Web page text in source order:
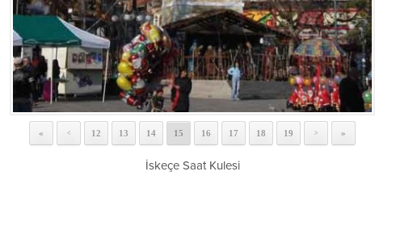
« < 12 13 14 15 16 17 18 19 > »
İskeçe Saat Kulesi